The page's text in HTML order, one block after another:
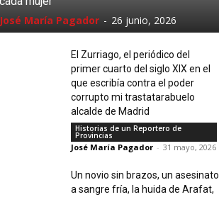
José María Pagador - 26 junio, 2026
El Zurriago, el periódico del
primer cuarto del siglo XIX en el
que escribía contra el poder
corrupto mi trastatarabuelo
alcalde de Madrid
Historias de un Reportero de
Provincias
José María Pagador - 31 mayo, 2026
Un novio sin brazos, un asesinato
a sangre fría, la huida de Arafat,